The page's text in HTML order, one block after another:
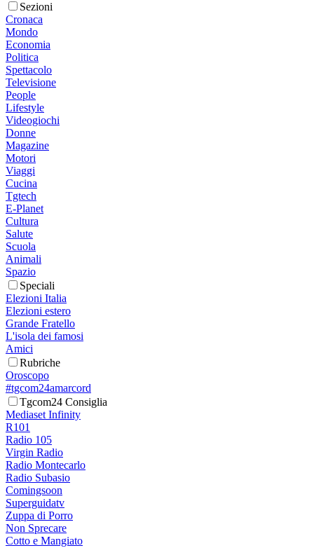
Sezioni
Cronaca
Mondo
Economia
Politica
Spettacolo
Televisione
People
Lifestyle
Videogiochi
Donne
Magazine
Motori
Viaggi
Cucina
Tgtech
E-Planet
Cultura
Salute
Scuola
Animali
Spazio
Speciali
Elezioni Italia
Elezioni estero
Grande Fratello
L'isola dei famosi
Amici
Rubriche
Oroscopo
#tgcom24amarcord
Tgcom24 Consiglia
Mediaset Infinity
R101
Radio 105
Virgin Radio
Radio Montecarlo
Radio Subasio
Comingsoon
Superguidatv
Zuppa di Porro
Non Sprecare
Cotto e Mangiato